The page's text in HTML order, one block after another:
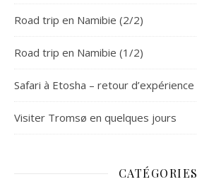
Road trip en Namibie (2/2)
Road trip en Namibie (1/2)
Safari à Etosha – retour d’expérience
Visiter Tromsø en quelques jours
CATÉGORIES